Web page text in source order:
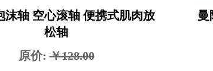
沫轴 空心滚轴 便携式肌肉放
松轴
原价:￥128.00
曼